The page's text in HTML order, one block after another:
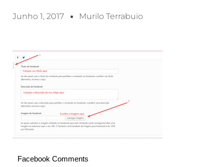
Junho 1, 2017 Murilo Terrabuio
Facebook Comments